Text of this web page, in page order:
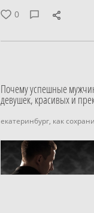
0
Почему успешные
девушек, красивых и
екатеринбург, как